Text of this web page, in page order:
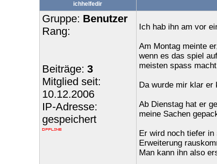
ichhelfedir
Gruppe: Benutzer
Rang:
Beiträge: 3
Mitglied seit:
10.12.2006
IP-Adresse:
gespeichert
Ich hab ihn am vor
Am Montag meinte
wenn es das spiel
meisten spass
Da wurde mir klar er
Ab Dienstag hat er
meine Sachen
Er wird noch tiefer
Erweiterung
Man kann ihn also